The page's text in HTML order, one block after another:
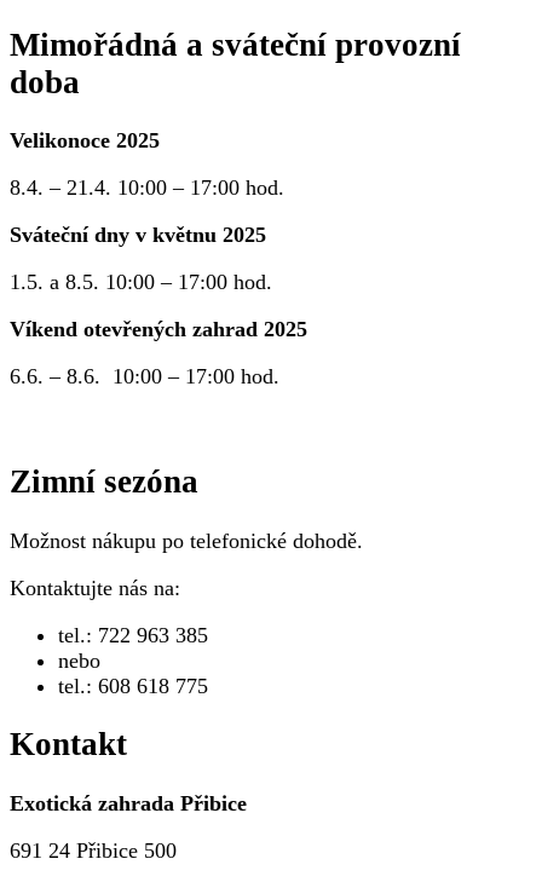
Mimořádná a sváteční provozní
doba
Velikonoce 2025
8.4. – 21.4. 10:00 – 17:00 hod.
Sváteční dny v květnu 2025
1.5. a 8.5. 10:00 – 17:00 hod.
Víkend otevřených zahrad 2025
6.6. – 8.6. 10:00 – 17:00 hod.
Zimní sezóna
Možnost nákupu po telefonické dohodě.
Kontaktujte nás na:
tel.: 722 963 385
nebo
tel.: 608 618 775
Kontakt
Exotická zahrada Přibice
691 24 Přibice 500